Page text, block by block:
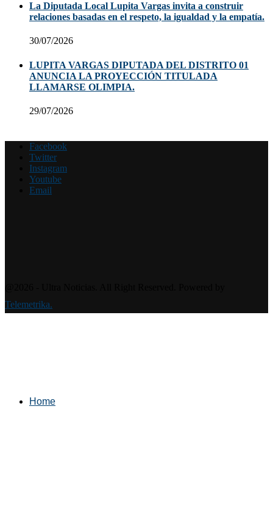
La Diputada Local Lupita Vargas invita a construir
relaciones basadas en el respeto, la igualdad y la empatía.
30/07/2026
LUPITA VARGAS DIPUTADA DEL DISTRITO 01
ANUNCIA LA PROYECCIÓN TITULADA
LLAMARSE OLIMPIA.
29/07/2026
Facebook
Twitter
Instagram
Youtube
Email
Telemetrika.
Home